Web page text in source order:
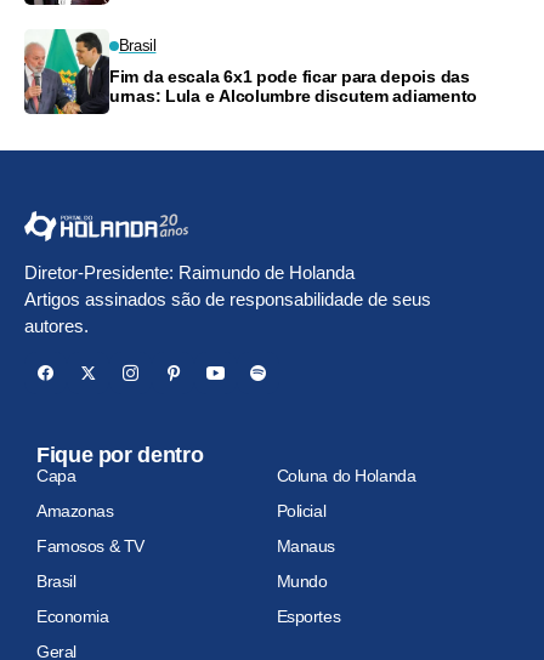
Brasil
Fim da escala 6x1 pode ficar para depois das
urnas: Lula e Alcolumbre discutem adiamento
Diretor-Presidente: Raimundo de Holanda
Artigos assinados são de responsabilidade de seus
autores.
Fique por dentro
Capa
Coluna do Holanda
Amazonas
Policial
Famosos & TV
Manaus
Brasil
Mundo
Economia
Esportes
Geral